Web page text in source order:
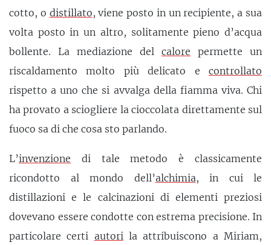
cotto, o distillato, viene posto in un recipiente, a sua
volta posto in un altro, solitamente pieno d’acqua
bollente. La mediazione del calore permette un
riscaldamento molto più delicato e controllato
rispetto a uno che si avvalga della fiamma viva. Chi
ha provato a sciogliere la cioccolata direttamente sul
fuoco sa di che cosa sto parlando.
L’invenzione di tale metodo è classicamente
ricondotto al mondo dell’alchimia, in cui le
distillazioni e le calcinazioni di elementi preziosi
dovevano essere condotte con estrema precisione. In
particolare certi autorila attribuiscono a Miriam,